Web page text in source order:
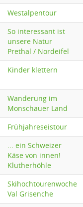
Westalpentour
So interessant ist
unsere Natur
Prethal / Nordeifel
Kinder klettern
Wanderung im
Monschauer Land
Frühjahreseistour
... ein Schweizer
Käse von innen!
Klutherhöhle
Skihochtourenwoche
Val Grisenche